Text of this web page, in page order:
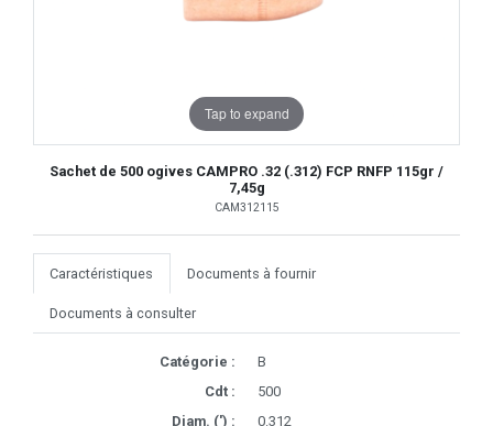
Tap to expand
Sachet de 500 ogives CAMPRO .32 (.312) FCP RNFP 115gr /
7,45g
CAM312115
Caractéristiques Documents à fournir
Documents à consulter
Catégorie :
B
Cdt :
500
Diam. (') :
0.312